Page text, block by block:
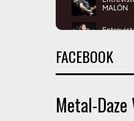
FACEBOOK
Metal-Daze